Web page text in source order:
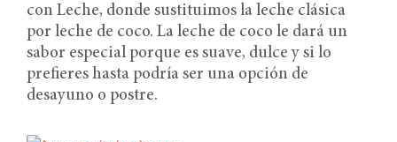
con Leche, donde sustituimos la leche clásica
por leche de coco. La leche de coco le dará un
sabor especial porque es suave, dulce y si lo
prefieres hasta podría ser una opción de
desayuno o postre.